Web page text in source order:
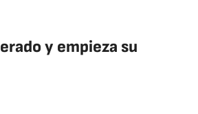
y empieza su